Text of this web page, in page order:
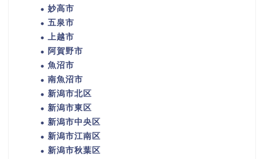
妙高市
五泉市
上越市
阿賀野市
魚沼市
南魚沼市
新潟市北区
新潟市東区
新潟市中央区
新潟市江南区
新潟市秋葉区